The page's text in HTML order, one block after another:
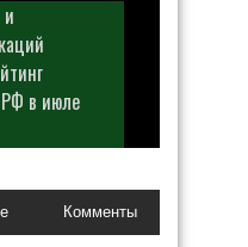
РФ в июле
Комменты